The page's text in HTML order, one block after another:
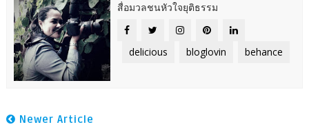
สื่อมวลชนหัวใจยุติธรรม
delicious bloglovin behance
Newer Article